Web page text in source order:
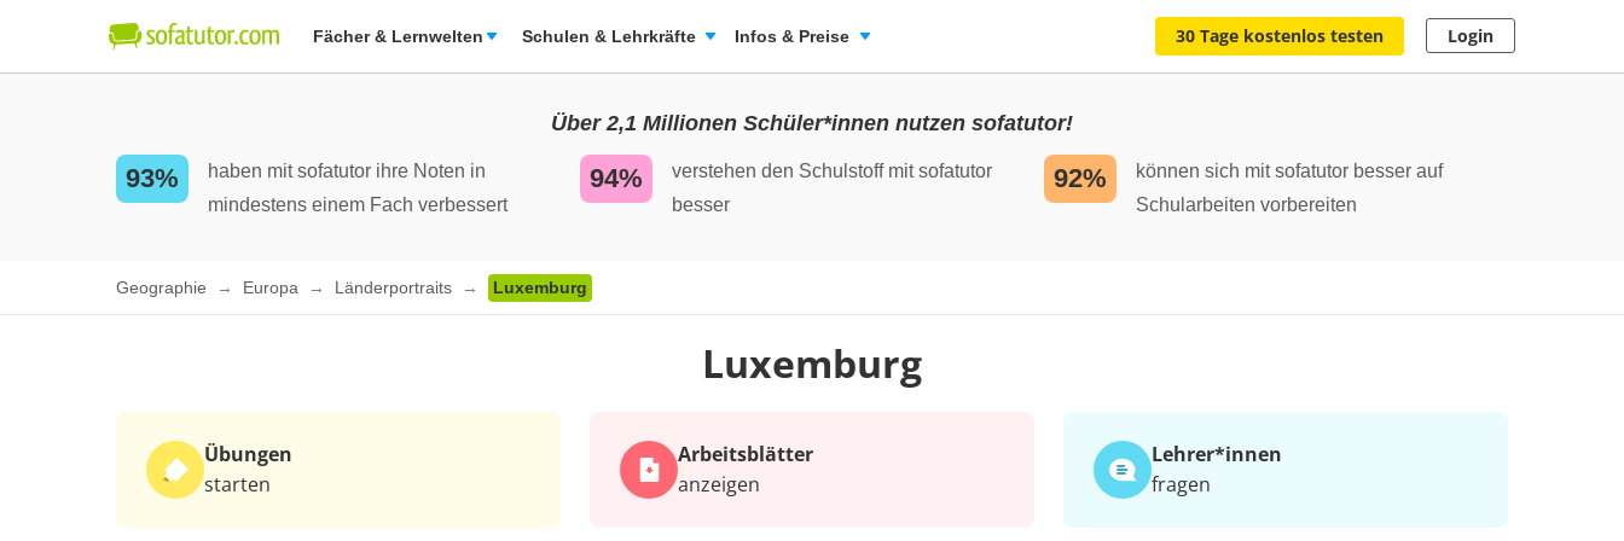
Fächer & Lernwelten Schulen & Lehrkräfte Infos & Preise 30 Tage kostenlos testen Login
Über 2,1 Millionen Schüler*innen nutzen sofatutor!
93%
haben mit sofatutor ihre Noten in
mindestens einem Fach verbessert
94%
verstehen den Schulstoff mit sofatutor
besser
92%
können sich mit sofatutor besser auf
Schularbeiten vorbereiten
Geographie Europa Länderportraits Luxemburg
Luxemburg
Übungen
starten
Arbeits­blätter
anzeigen
Lehrer*​innen
fragen